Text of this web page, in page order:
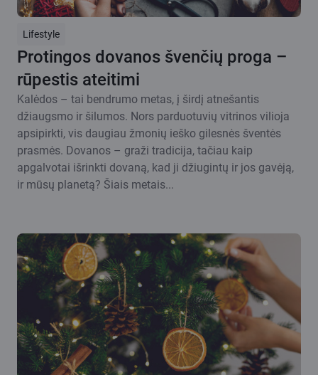
Lifestyle
Protingos dovanos švenčių proga –
rūpestis ateitimi
Kalėdos – tai bendrumo metas, į širdį atnešantis
džiaugsmo ir šilumos. Nors parduotuvių vitrinos vilioja
apsipirkti, vis daugiau žmonių ieško gilesnės šventės
prasmės. Dovanos – graži tradicija, tačiau kaip
apgalvotai išrinkti dovaną, kad ji džiugintų ir jos gavėją,
ir mūsų planetą? Šiais metais...